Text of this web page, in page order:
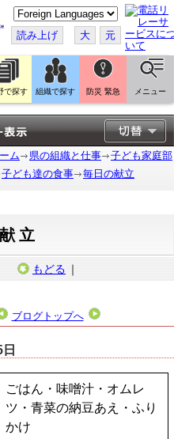
こ
の
ペ
ー
ジ
翻
訳
す
る
読み上げ 大 元
で探す 組織で探す 防災 緊急 メニュー
ム 県の組織と仕事
子ども家庭部
子ども達の食事 毎日の献立
立
もどる ｜
ブログトップへ
ごはん・味噌汁・オムレ
ツ・青菜の納豆あえ・ふり
かけ